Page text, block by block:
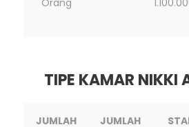
Orang
TIPE KAMAR NIKKI
JUMLAH
JUMLAH